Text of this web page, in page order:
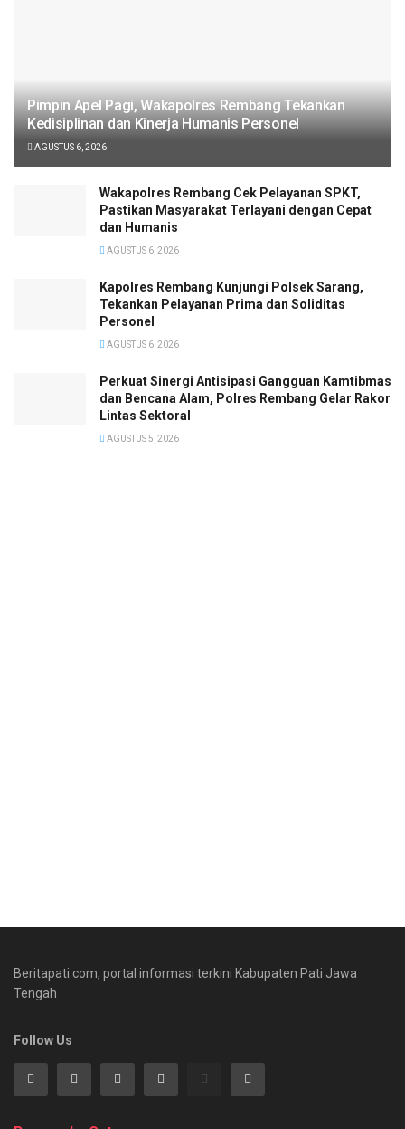
Pimpin Apel Pagi, Wakapolres Rembang Tekankan
Kedisiplinan dan Kinerja Humanis Personel
AGUSTUS 6, 2026
Wakapolres Rembang Cek Pelayanan SPKT,
Pastikan Masyarakat Terlayani dengan Cepat
dan Humanis
AGUSTUS 6, 2026
Kapolres Rembang Kunjungi Polsek Sarang,
Tekankan Pelayanan Prima dan Soliditas
Personel
AGUSTUS 6, 2026
Perkuat Sinergi Antisipasi Gangguan Kamtibmas
dan Bencana Alam, Polres Rembang Gelar Rakor
Lintas Sektoral
AGUSTUS 5, 2026
Beritapati.com, portal informasi terkini Kabupaten Pati Jawa
Tengah
Follow Us